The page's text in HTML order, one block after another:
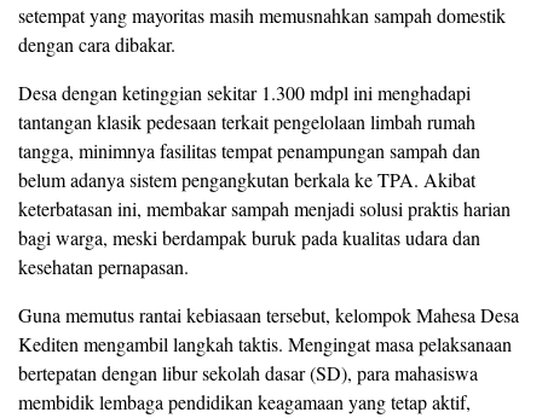
setempat yang mayoritas masih memusnahkan sampah domestik
dengan cara dibakar.
Desa dengan ketinggian sekitar 1.300 mdpl ini menghadapi
tantangan klasik pedesaan terkait pengelolaan limbah rumah
tangga, minimnya fasilitas tempat penampungan sampah dan
belum adanya sistem pengangkutan berkala ke TPA. Akibat
keterbatasan ini, membakar sampah menjadi solusi praktis harian
bagi warga, meski berdampak buruk pada kualitas udara dan
kesehatan pernapasan.
Guna memutus rantai kebiasaan tersebut, kelompok Mahesa Desa
Kediten mengambil langkah taktis. Mengingat masa pelaksanaan
bertepatan dengan libur sekolah dasar (SD), para mahasiswa
membidik lembaga pendidikan keagamaan yang tetap aktif,